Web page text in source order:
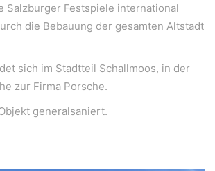
Salzburger Festspiele international
die Bebauung der gesamten Altstadt
sich im Stadtteil Schallmoos, in der
zur Firma Porsche.
generalsaniert.